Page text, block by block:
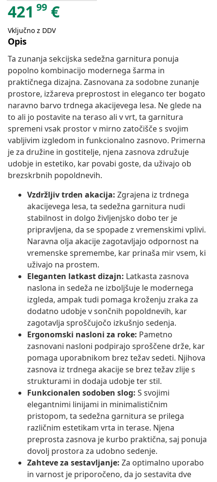
421 99 €
Vključno z DDV
Opis
Ta zunanja sekcijska sedežna garnitura ponuja
popolno kombinacijo modernega šarma in
praktičnega dizajna. Zasnovana za sodobne zunanje
prostore, izžareva preprostost in eleganco ter bogato
naravno barvo trdnega akacijevega lesa. Ne glede na
to ali jo postavite na teraso ali v vrt, ta garnitura
spremeni vsak prostor v mirno zatočišče s svojim
vabljivim izgledom in funkcionalno zasnovo. Primerna
je za družine in gostitelje, njena zasnova združuje
udobje in estetiko, kar povabi goste, da uživajo ob
brezskrbnih popoldnevih.
Vzdržljiv trden akacija: Zgrajena iz trdnega
akacijevega lesa, ta sedežna garnitura nudi
stabilnost in dolgo življenjsko dobo ter je
pripravljena, da se spopade z vremenskimi vplivi.
Naravna olja akacije zagotavljajo odpornost na
vremenske spremembe, kar prinaša mir vsem, ki
uživajo na prostem.
Eleganten latkast dizajn: Latkasta zasnova
naslona in sedeža ne izboljšuje le modernega
izgleda, ampak tudi pomaga kroženju zraka za
dodatno udobje v sončnih popoldnevih, kar
zagotavlja sproščujočo izkušnjo sedenja.
Ergonomski nasloni za roke: Pametno
zasnovani nasloni podpirajo sproščene drže, kar
pomaga uporabnikom brez težav sedeti. Njihova
zasnova iz trdnega akacije se brez težav zlije s
strukturami in dodaja udobje ter stil.
Funkcionalen sodoben slog: S svojimi
elegantnimi linijami in minimalističnim
pristopom, ta sedežna garnitura se prilega
različnim estetikam vrta in terase. Njena
preprosta zasnova je kurbo praktična, saj ponuja
dovolj prostora za udobno sedenje.
Zahteve za sestavljanje: Za optimalno uporabo
in varnost je priporočeno, da jo sestavita dve